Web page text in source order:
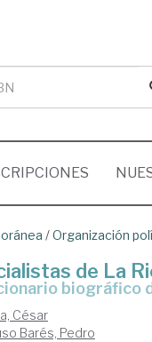
/Organización
de La
biográfico
César
Barés, Pedro